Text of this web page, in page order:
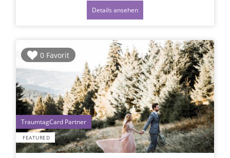
Details ansehen
0 Favorit
FEATURED
1